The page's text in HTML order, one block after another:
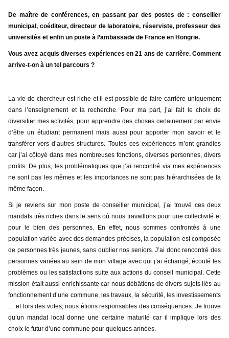
De maître de conférences, en passant par des postes de : conseiller
municipal, coéditeur, directeur de laboratoire, réserviste, professeur des
universités et enfin un poste à l’ambassade de France en Hongrie.
Vous avez acquis diverses expériences en 21 ans de carrière. Comment
arrive-t-on à un tel parcours ?
La vie de chercheur est riche et il est possible de faire carrière uniquement
dans l’enseignement et la recherche. Pour ma part, j’ai fait le choix de
diversifier mes activités, pour apprendre des choses certainement par envie
d’être un étudiant permanent mais aussi pour apporter mon savoir et le
transférer vers d’autres structures. Toutes ces expériences m’ont grandies
car j’ai côtoyé dans mes nombreuses fonctions, diverses personnes, divers
profils. De plus, les problématiques que j’ai rencontré via mes expériences
ne sont pas les mêmes et les importances ne sont pas hiérarchisées de la
même façon.
Si je reviens sur mon poste de conseiller municipal, j’ai trouvé ces deux
mandats très riches dans le sens où nous travaillons pour une collectivité et
pour le bien des personnes. En effet, nous sommes confrontés à une
population variée avec des demandes précises, la population est composée
de personnes très jeunes, sans oublier nos seniors. J’ai donc rencontré des
personnes variées au sein de mon village avec qui j’ai échangé, écouté les
problèmes ou les satisfactions suite aux actions du conseil municipal. Cette
mission était aussi enrichissante car nous débâtions de divers sujets liés au
fonctionnement d’une commune, les travaux, la sécurité, les investissements
… et lors des votes, nous étions responsables des conséquences. Je trouve
qu’un mandat local donne une certaine maturité car il implique lors des
choix le futur d’une commune pour quelques années.